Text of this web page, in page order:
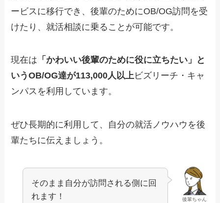
ービスに移行でき、後輩のためにOB/OG訪問を受
けたり、就活相談に乗ることが可能です。
現在は 「かわいい後輩のために役に立ちたい」と
いうOB/OG達が113,000人以上ビズリーチ・キャ
ンパスを利用しています。
ぜひ長期的に利用して、自分の就活ノウハウを後
輩たちに伝えましょう。
後輩ちゃん
そのまま自分が訪問される側に回
れます！